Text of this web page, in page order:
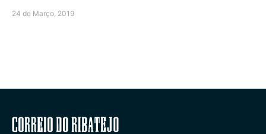
24 de Março, 2019
Correio do Ribatejo